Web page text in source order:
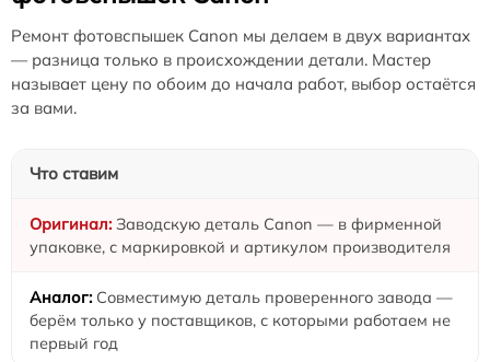
Ремонт фотовспышек Canon мы делаем в двух вариантах
— разница только в происхождении детали. Мастер
называет цену по обоим до начала работ, выбор остаётся
за вами.
Что ставим
Заводскую деталь Canon — в фирменной
упаковке, с маркировкой и артикулом производителя
Совместимую деталь проверенного завода —
берём только у поставщиков, с которыми работаем не
первый год